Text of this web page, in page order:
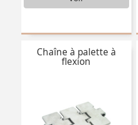
Chaîne à palette à
flexion